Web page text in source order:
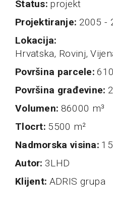
status projekt
projektiranje 2005 -
Lokacija
Hrvatska, Rovinj,
Površina parcele
Površina građevine
Volumen 86000 m³
Tlocrt 5500 m²
nadmorska visina
autor 3LHD
klijent ADRIS grupa